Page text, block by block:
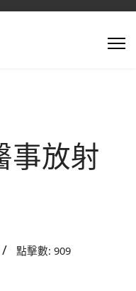
事放射
點擊數: 909